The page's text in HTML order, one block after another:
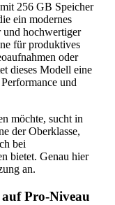
256 GB Speicher
ein modernes
und hochwertiger
für produktives
oder
dieses Modell eine
und
möchte, sucht in
der Oberklasse,
bei
bietet. Genau hier
an.
Pro-Niveau